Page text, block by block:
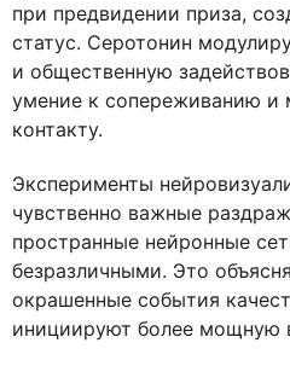
при предвидении приза,
статус. Серотонин
и общественную
умение к сопереживанию и
контакту.
Эксперименты
чувственно важные
пространные нейронные
безразличными. Это
окрашенные события
инициируют более мощную